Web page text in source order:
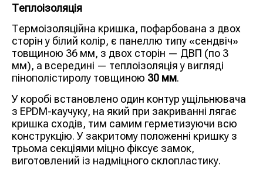
Теплоізоляція
Термоізоляційна кришка, пофарбована з двох
сторін у білий колір, є панеллю типу «сендвіч»
товщиною 36 мм, з двох сторін — ДВП (по 3
мм), а всередині — теплоізоляція у вигляді
пінополістиролу товщиною 30 мм.
У коробі встановлено один контур ущільнювача
з EPDM-каучуку, на який при закриванні лягає
кришка сходів, тим самим герметизуючи всю
конструкцію. У закритому положенні кришку з
трьома секціями міцно фіксує замок,
виготовлений із надміцного склопластику.